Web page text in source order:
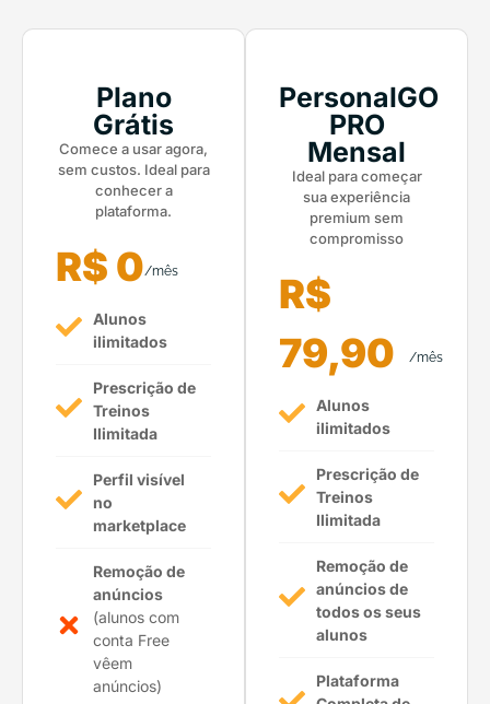
Plano
Grátis
Comece a usar agora,
sem custos. Ideal para
conhecer a
plataforma.
R$ 0/mês
Alunos
ilimitados
Prescrição de
Treinos
Ilimitada
Perfil visível
no
marketplace
Remoção de
anúncios
(alunos com
conta Free
vêem
anúncios)
PersonalGO
PRO
Mensal
Ideal para começar
sua experiência
premium sem
compromisso
R$
79,90
/mês
Alunos
ilimitados
Prescrição de
Treinos
Ilimitada
Remoção de
anúncios de
todos os seus
alunos
Plataforma